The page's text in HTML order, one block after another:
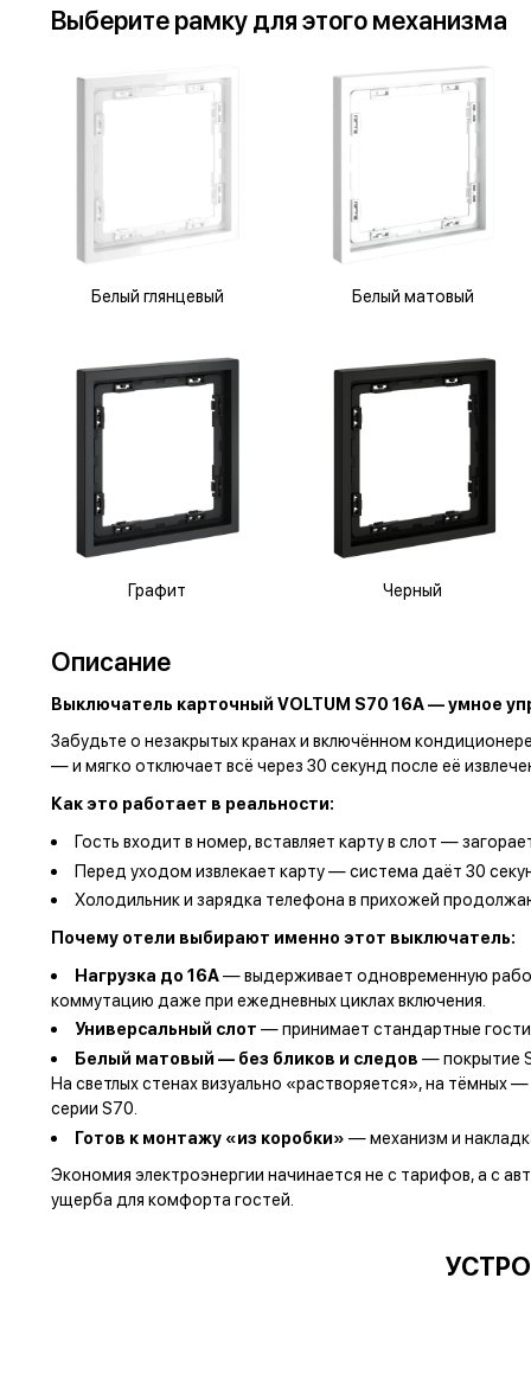
Выберитерамку дляэтого механизма
Белый глянцевый Белый матовый
Графит Черный
Описание
Выключатель карточный VOLTUM S70 16А — умное
Забудьте о незакрытых кранах и включённом
— и мягко отключает всё через 30 секунд после её
Как это работает в реальности:
Гость входит в номер, вставляет карту в слот —
Перед уходом извлекает карту — система даёт 30
Холодильник и зарядка телефона в прихожей
Почему отели выбирают именно этот выключатель:
Нагрузка до 16А— выдерживает одновременную
коммутацию даже при ежедневных циклах включения.
Универсальный слот — принимает стандартные
Белый матовый — без бликов и следов — покрытие
На светлых стенах визуально «растворяется», на
серии S70.
Готов к монтажу «из коробки» — механизм и
Экономия электроэнергии начинается не с тарифов, а с
ущерба для комфорта гостей.